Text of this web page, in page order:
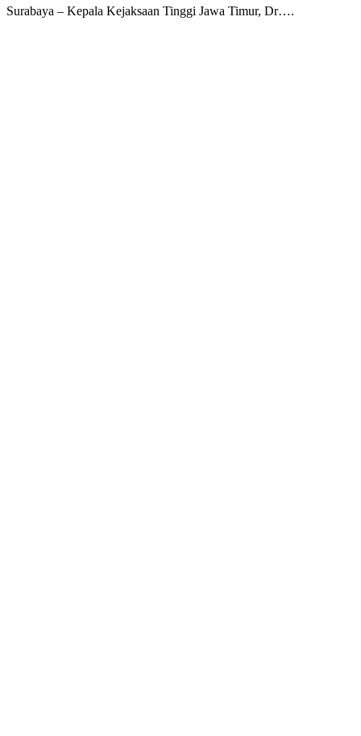
Surabaya – Kepala Kejaksaan Tinggi Jawa Timur, Dr….